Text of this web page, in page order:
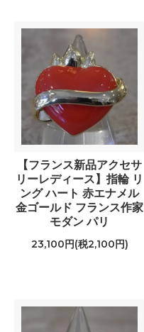
【フランス新品アクセサ
リーレディース】指輪 リ
ング ハート 赤エナメル
金ゴールド フランス作家
モダン パリ
23,100円(税2,100円)